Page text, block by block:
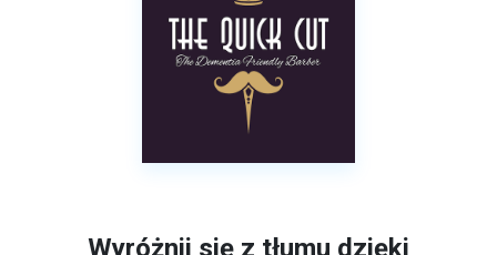
Wyróżnij się z tłumu dzięki